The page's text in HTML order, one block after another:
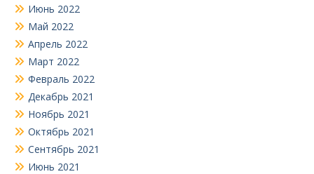
Июнь 2022
Май 2022
Апрель 2022
Март 2022
Февраль 2022
Декабрь 2021
Ноябрь 2021
Октябрь 2021
Сентябрь 2021
Июнь 2021